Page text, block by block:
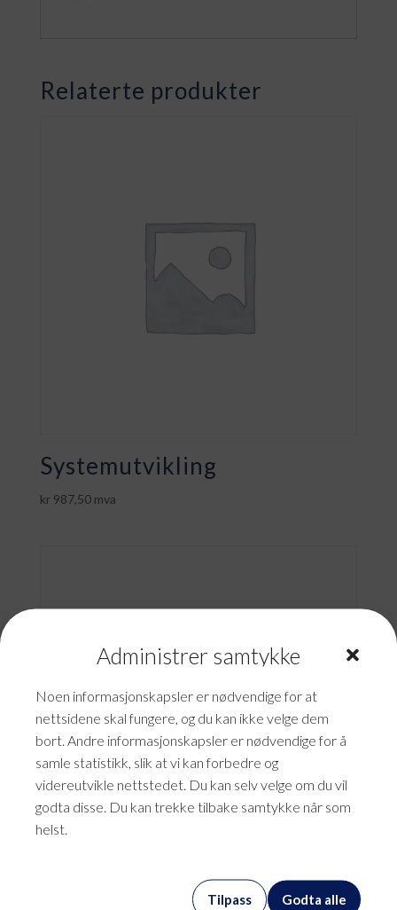
Administrer samtykke
Noen informasjonskapsler er nødvendige for at
nettsidene skal fungere, og du kan ikke velge dem
bort. Andre informasjonskapsler er nødvendige for å
samle statistikk, slik at vi kan forbedre og
videreutvikle nettstedet. Du kan selv velge om du vil
godta disse. Du kan trekke tilbake samtykke når som
helst.
Godta alle
Tilpass
Relaterte produkter
Systemutvikling
kr987,50 mva
Akssessdatabaselisenser